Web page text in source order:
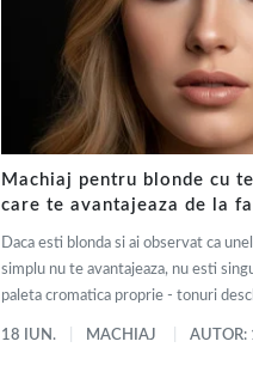
Machiaj pentru blonde cu
care te avantajeaza de la
Daca esti blonda si ai observat ca
simplu nu te avantajeaza, nu esti
paleta cromatica proprie - tonuri
18 IUN. MACHIAJ AUTOR: